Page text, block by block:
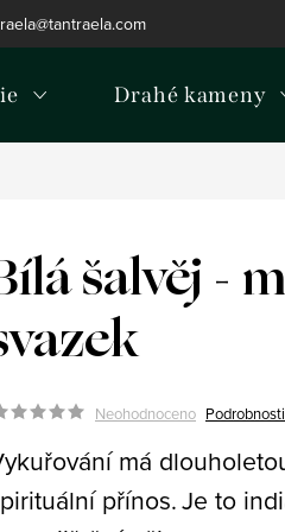
osobních údajů
Drahé kameny
šalvěj -
Neohodnoceno
má
přínos.Je to